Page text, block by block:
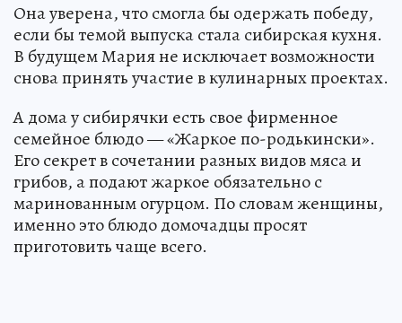
Она уверена, что смогла бы одержать победу,
если бы темой выпуска стала сибирская кухня.
В будущем Мария не исключает возможности
снова принять участие в кулинарных проектах.
А дома у сибирячки есть свое фирменное
семейное блюдо — «Жаркое по-родькински».
Его секрет в сочетании разных видов мяса и
грибов, а подают жаркое обязательно с
маринованным огурцом. По словам женщины,
именно это блюдо домочадцы просят
приготовить чаще всего.